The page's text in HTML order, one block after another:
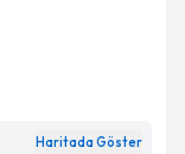
talebi
için bir
Haritada Göster